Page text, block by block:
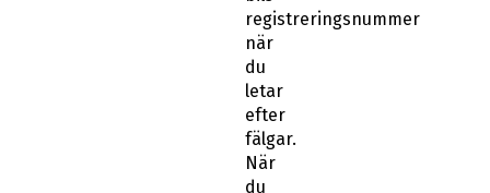
registreringsnummer
när
du
letar
efter
fälgar.
När
du